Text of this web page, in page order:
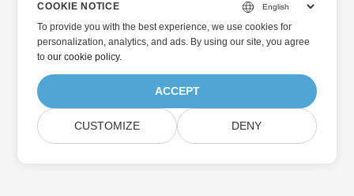
COOKIE NOTICE
To provide you with the best experience, we use cookies for
personalization, analytics, and ads. By using our site, you agree
toour cookie policy.
ACCEPT
CUSTOMIZE DENY